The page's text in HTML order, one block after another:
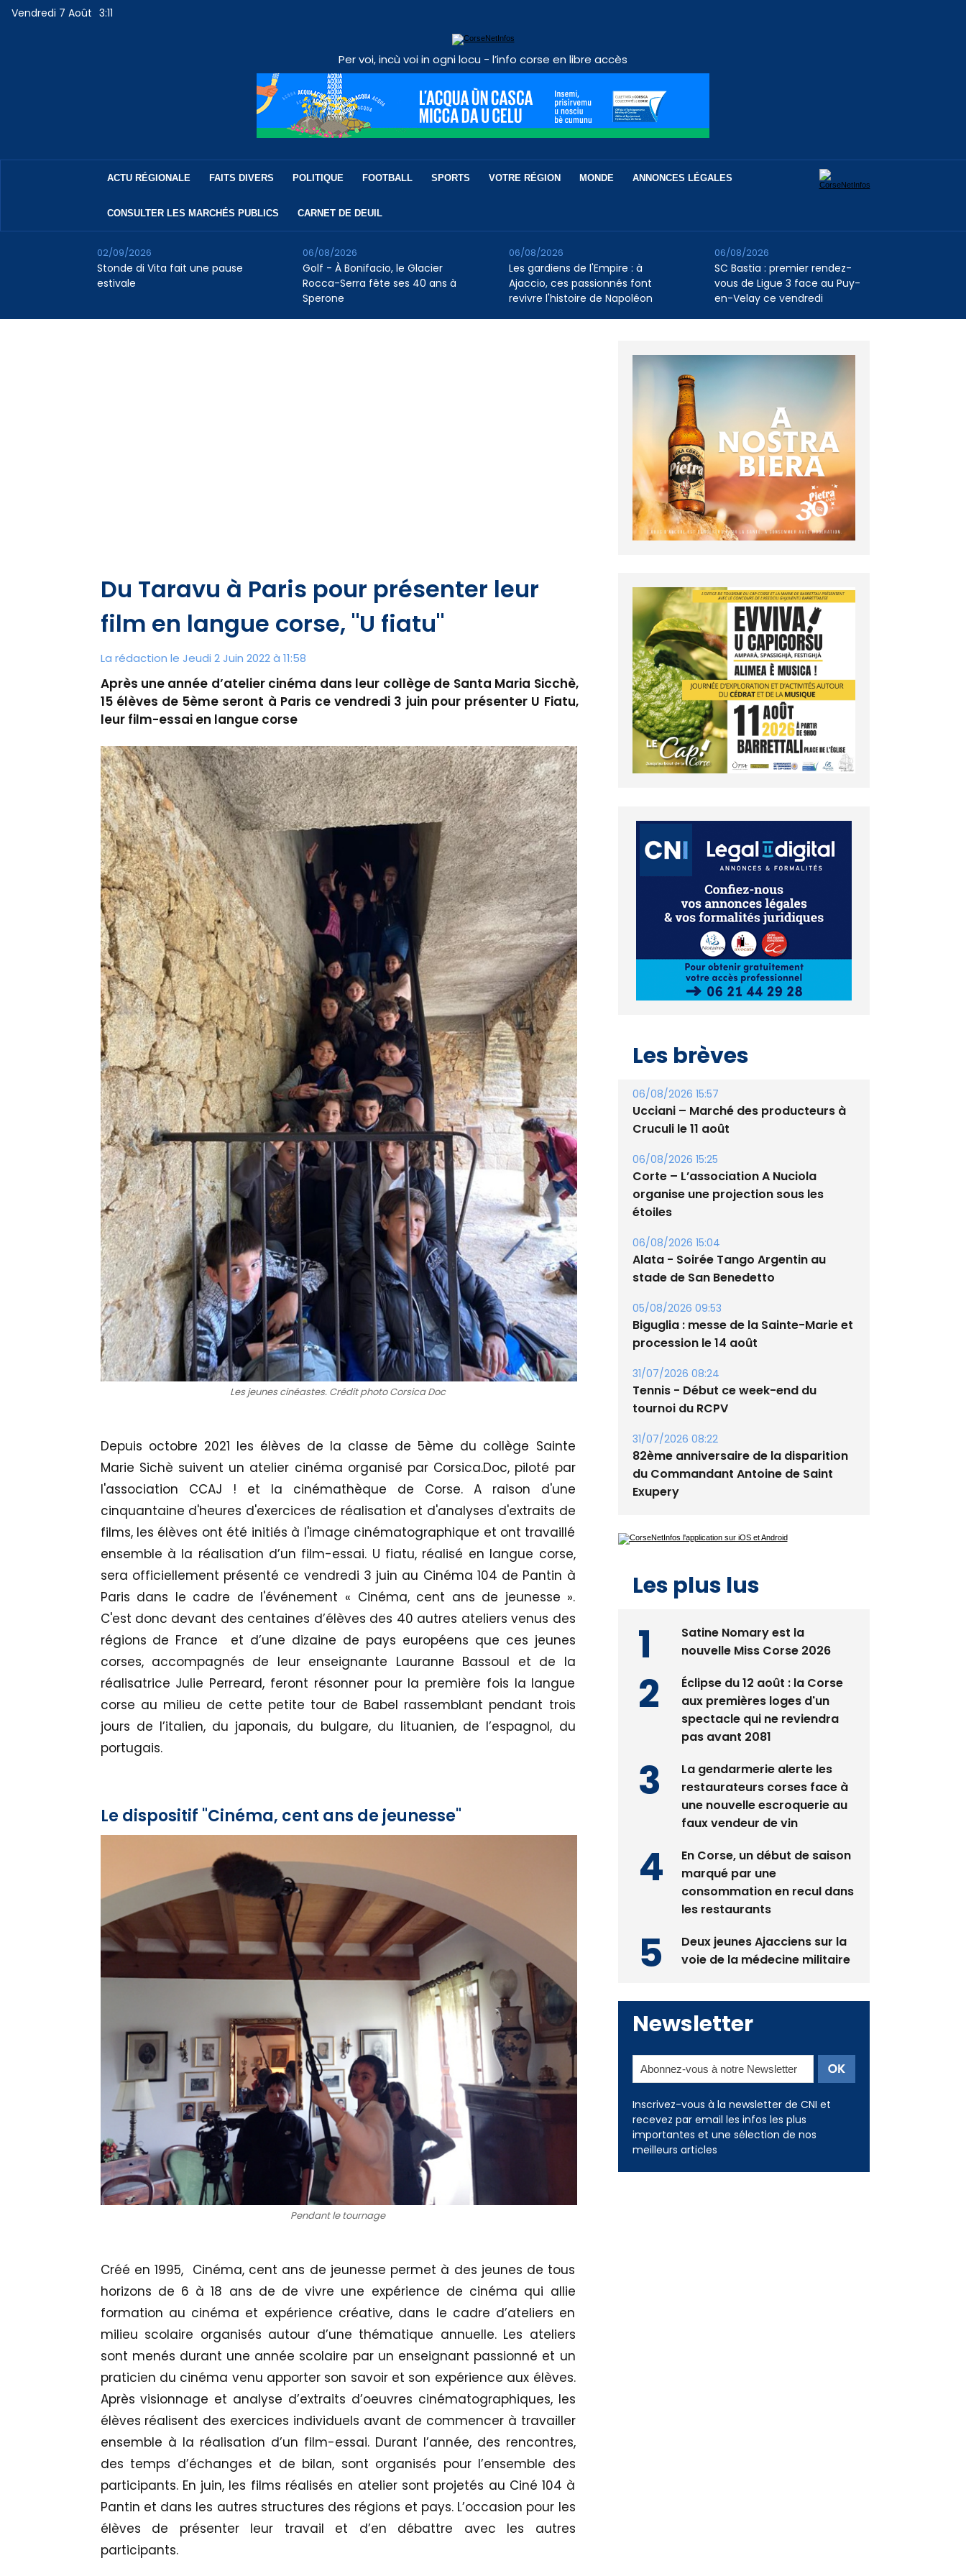
Vendredi 7 Août 3:11
Per voi, incù voi in ogni locu - l’info corse en libre accès
ACTU RÉGIONALE FAITS DIVERS POLITIQUE FOOTBALL SPORTS VOTRE RÉGION MONDE ANNONCES LÉGALES
CONSULTER LES MARCHÉS PUBLICS CARNET DE DEUIL
Stonde di Vita fait une pause
estivale
02/09/2026
Golf - À Bonifacio, le Glacier
Rocca-Serra fête ses 40 ans à
Sperone
06/08/2026
Les gardiens de l'Empire : à
Ajaccio, ces passionnés font
revivre l'histoire de Napoléon
06/08/2026
SC Bastia : premier rendez-
vous de Ligue 3 face au Puy-
en-Velay ce vendredi
06/08/2026
Du Taravu à Paris pour présenter leur
film en langue corse, "U fiatu"
La rédaction le Jeudi 2 Juin 2022 à 11:58
Après une année d’atelier cinéma dans leur collège de Santa Maria Sicchè,
15 élèves de 5ème seront à Paris ce vendredi 3 juin pour présenter U Fiatu,
leur film-essai en langue corse
Les jeunes cinéastes. Crédit photo Corsica Doc
Depuis octobre 2021 les élèves de la classe de 5ème du collège Sainte
Marie Sichè suivent un atelier cinéma organisé par Corsica.Doc, piloté par
l'association CCAJ ! et la cinémathèque de Corse. A raison d'une
cinquantaine d'heures d'exercices de réalisation et d'analyses d'extraits de
films, les élèves ont été initiés à l'image cinématographique et ont travaillé
ensemble à la réalisation d’un film-essai. U fiatu, réalisé en langue corse,
sera officiellement présenté ce vendredi 3 juin au Cinéma 104 de Pantin à
Paris dans le cadre de l'événement « Cinéma, cent ans de jeunesse ».
C'est donc devant des centaines d’élèves des 40 autres ateliers venus des
régions de France et d’une dizaine de pays européens que ces jeunes
corses, accompagnés de leur enseignante Lauranne Bassoul et de la
réalisatrice Julie Perreard, feront résonner pour la première fois la langue
corse au milieu de cette petite tour de Babel rassemblant pendant trois
jours de l’italien, du japonais, du bulgare, du lituanien, de l’espagnol, du
portugais.
Le dispositif "Cinéma, cent ans de jeunesse"
Pendant le tournage
Créé en 1995, Cinéma, cent ans de jeunesse permet à des jeunes de tous
horizons de 6 à 18 ans de de vivre une expérience de cinéma qui allie
formation au cinéma et expérience créative, dans le cadre d’ateliers en
milieu scolaire organisés autour d’une thématique annuelle. Les ateliers
sont menés durant une année scolaire par un enseignant passionné et un
praticien du cinéma venu apporter son savoir et son expérience aux élèves.
Après visionnage et analyse d’extraits d’oeuvres cinématographiques, les
élèves réalisent des exercices individuels avant de commencer à travailler
ensemble à la réalisation d’un film-essai. Durant l’année, des rencontres,
des temps d’échanges et de bilan, sont organisés pour l’ensemble des
participants. En juin, les films réalisés en atelier sont projetés au Ciné 104 à
Pantin et dans les autres structures des régions et pays. L’occasion pour les
élèves de présenter leur travail et d’en débattre avec les autres
participants.
06/08/2026 15:57
Cruculi le 11 août
06/08/2026 15:25
organise une projection sous les
étoiles
06/08/2026 15:04
stade de San Benedetto
05/08/2026 09:53
procession le 14 août
31/07/2026 08:24
tournoi du RCPV
31/07/2026 08:22
du Commandant Antoine de Saint
Exupery
Éclipse du 12 août : la Corse
spectacle qui ne reviendra
pas avant 2081
La gendarmerie alerte les
une nouvelle escroquerie au
faux vendeur de vin
En Corse, un début de saison
consommation en recul dans
les restaurants
Deux jeunes Ajacciens sur la
Inscrivez-vous à la newsletter de CNI et
recevez par email les infos les plus
importantes et une sélection de nos
meilleurs articles